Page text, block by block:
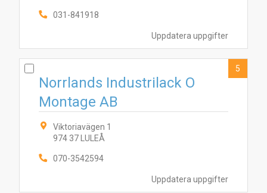
Uppdatera uppgifter
031-841918
Uppdatera uppgifter
Norrlands Industrilack O
Montage AB
Viktoriavägen 1
974 37 LULEÅ
070-3542594
5